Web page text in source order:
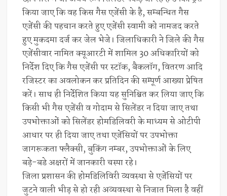
किया जाए कि वह किस गैस एजेंसी के है, सम्बन्धित गैस
एजेंसी की पहचान करते हुए एजेंसी स्वामी को नामजद करते
हुए मुकदमा दर्ज कर जेल भेजे। जिलाधिकारी ने जिले की गैस
एजेंसीवार नामित क्यूआरटी में शामिल 30 अधिकारियों को
निर्देश दिए कि गैस एजेंसी पर स्टॉक, बैकलॉग, वितरण आदि
रजिस्टर का अवलोकन कर प्रतिदिन की सम्पूर्ण आख्या प्रेषित
करें। साथ ही निर्देशित किया यह सुनिश्चित कर लिया जाए कि
किसी भी गैस एजेंसी व गोदाम से सिलेंडर न दिया जाए तथा
उपभोक्ताओं को सिलेंडर होमडिलिवरी के माध्यम से ओटीपी
आधार पर ही दिया जाए तथा एजेंसियों पर उपभोक्ता
जागरूकता फ्लैक्सी, बुकिंग नम्बर, उपभोक्ताओं के लिए
बड़े-बडे अक्षरों में जानकारी चस्पा रहे।
जिला प्रशासन की होमडिलिविरी व्यवस्था से एजेंसियों पर
जुटने वाली भीड़ से हो रही अव्यवस्था से निजात मिला है वहीं